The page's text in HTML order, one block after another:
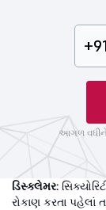
+91
આગળ
ડિસ્ક્લેમર:
રોકાણ કરતા પહેલાં